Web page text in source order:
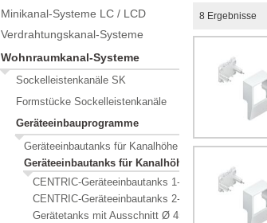
8 Ergebnisse
Minikanal-Systeme LC / LCD
Verdrahtungskanal-Systeme
Wohnraumkanal-Systeme
Sockelleistenkanäle SK
Formstücke Sockelleistenkanäle
Geräteeinbauprogramme
Geräteeinbautanks für Kanalhöhe 50 mm
Geräteeinbautanks für Kanalhöhe 70 mm
CENTRIC-Geräteeinbautanks 1-fach 5001
CENTRIC-Geräteeinbautanks 2-fach 1886 und 5002
Gerätetanks mit Ausschnitt Ø 45 mm 1887